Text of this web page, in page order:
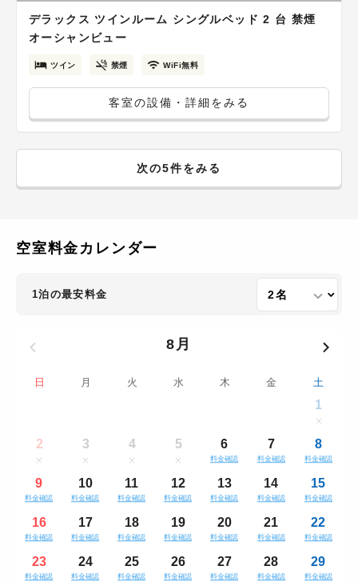
デラックス ツインルーム シングルベッド 2 台 禁煙
オーシャンビュー
ツイン 禁煙 WiFi無料
客室の設備・詳細をみる
次の5件をみる
空室料金カレンダー
1泊の最安料金
8月
日 月 火 水 木 金 土
1
2 3 4 5 6
料金確認
7
料金確認
8
料金確認
9
料金確認
10
料金確認
11
料金確認
12
料金確認
13
料金確認
14
料金確認
15
料金確認
16
料金確認
17
料金確認
18
料金確認
19
料金確認
20
料金確認
21
料金確認
22
料金確認
23
料金確認
24
料金確認
25
料金確認
26
料金確認
27
料金確認
28
料金確認
29
料金確認